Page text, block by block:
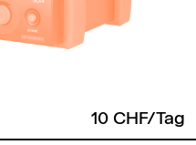
10 CHF/Tag